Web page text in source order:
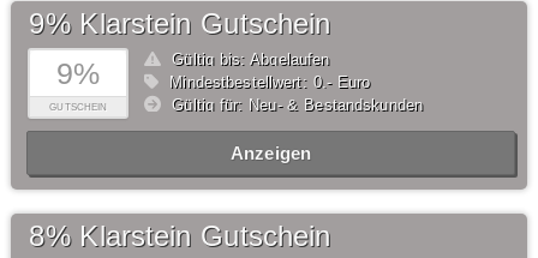
9%
GUTSCHEIN
9% Klarstein Gutschein
Gültig bis: Abgelaufen
Mindestbestellwert: 0,- Euro
Gültig für: Neu- & Bestandskunden
Anzeigen
8% Klarstein Gutschein